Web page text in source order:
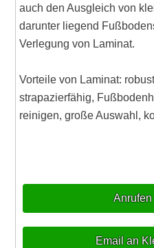
auch den Ausgleich von
darunter liegend
Verlegung von Laminat.
Vorteile von Laminat:
strapazierfähig,
reinigen, große Auswahl,
Anrufen
Email an